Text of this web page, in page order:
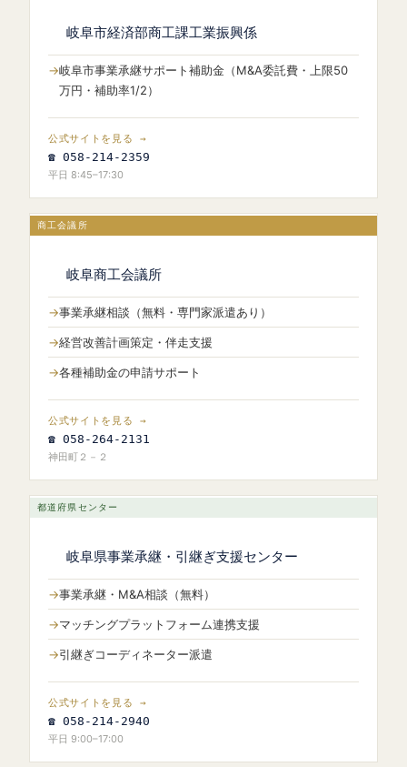
岐阜市経済部商工課工業振興係
岐阜市事業承継サポート補助金（M&A委託費・上限50
万円・補助率1/2）
公式サイトを見る →
☎ 058-214-2359
平日 8:45–17:30
商工会議所
岐阜商工会議所
事業承継相談（無料・専門家派遣あり）
経営改善計画策定・伴走支援
各種補助金の申請サポート
公式サイトを見る →
☎ 058-264-2131
神田町２－２
都道府県センター
岐阜県事業承継・引継ぎ支援センター
事業承継・M&A相談（無料）
マッチングプラットフォーム連携支援
引継ぎコーディネーター派遣
公式サイトを見る →
☎ 058-214-2940
平日 9:00–17:00